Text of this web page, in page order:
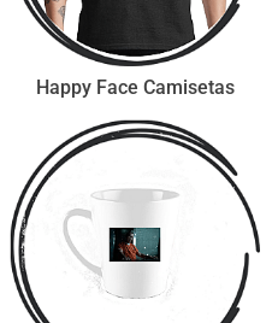
Happy Face Camisetas